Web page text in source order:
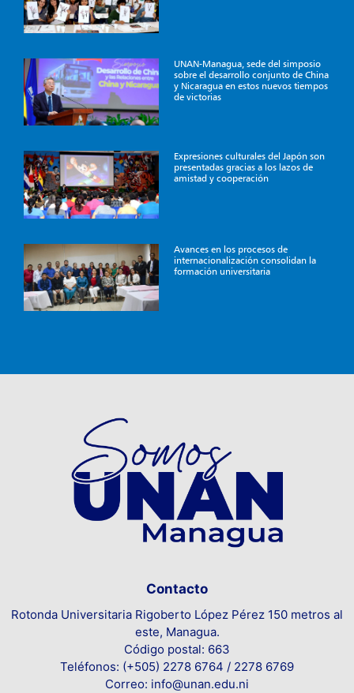
UNAN-Managua, sede del simposio
sobre el desarrollo conjunto de China
y Nicaragua en estos nuevos tiempos
de victorias
Expresiones culturales del Japón son
presentadas gracias a los lazos de
amistad y cooperación
Avances en los procesos de
internacionalización consolidan la
formación universitaria
Contacto
Rotonda Universitaria Rigoberto López Pérez 150 metros al
este, Managua.
Código postal: 663
Teléfonos: (+505) 2278 6764 / 2278 6769
Correo: info@unan.edu.ni